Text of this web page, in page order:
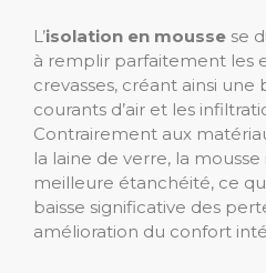
L’isolation en mousse se
à remplir parfaitement les
crevasses, créant ainsi
courants d’air et les
Contrairement aux
la laine de verre, la
meilleure étanchéité, ce
baisse significative des
amélioration du confort